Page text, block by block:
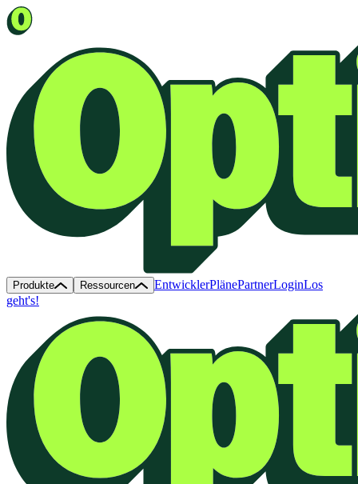
Produkte Ressourcen EntwicklerPlänePartnerLoginLos
geht's!